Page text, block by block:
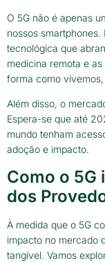
O 5G não é apenas
nossos
tecnológica que
medicina remota e
forma como
Além disso, o
Espera-se que até
mundo tenham
adoção e impacto.
Como o 5G
dos
À medida que o 5G
impacto no mercado
tangível. Vamos